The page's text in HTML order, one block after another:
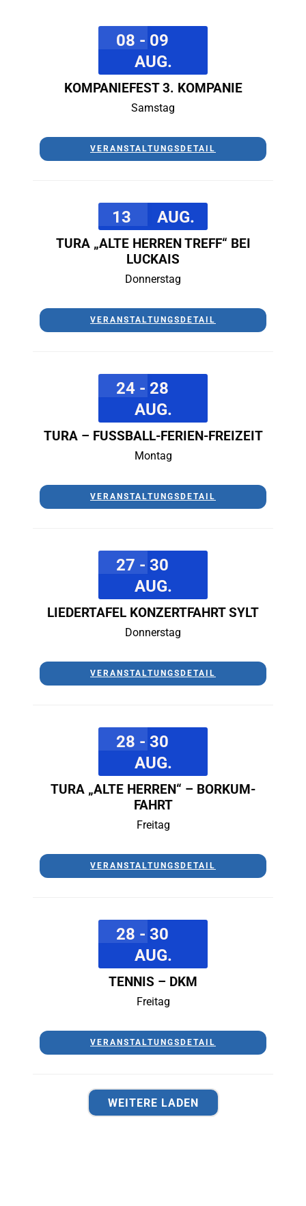
08 - 09
AUG.
KOMPANIEFEST 3. KOMPANIE
Samstag
VERANSTALTUNGSDETAIL
13 AUG.
TURA „ALTE HERREN TREFF“ BEI
LUCKAIS
Donnerstag
VERANSTALTUNGSDETAIL
24 - 28
AUG.
TURA – FUSSBALL-FERIEN-FREIZEIT
Montag
VERANSTALTUNGSDETAIL
27 - 30
AUG.
LIEDERTAFEL KONZERTFAHRT SYLT
Donnerstag
VERANSTALTUNGSDETAIL
28 - 30
AUG.
TURA „ALTE HERREN“ – BORKUM-
FAHRT
Freitag
VERANSTALTUNGSDETAIL
28 - 30
AUG.
TENNIS – DKM
Freitag
VERANSTALTUNGSDETAIL
WEITERE LADEN